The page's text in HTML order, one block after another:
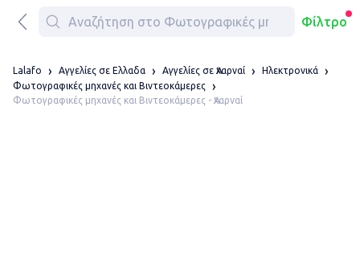
Φίλτρο
Lalafo Αγγελίες σε Ελλαδα Αγγελίες σε Ἀχαρναί
Ηλεκτρονικά
Φωτογραφικές μηχανές και Βιντεοκάμερες
Φωτογραφικές μηχανές και Βιντεοκάμερες - Ἀχαρναί